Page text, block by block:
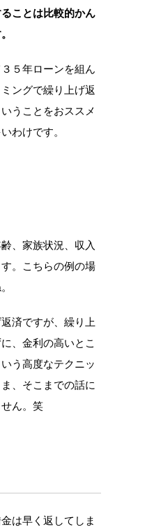
ことは比較的かん
５年ローンを組ん
ングで繰り上げ返
うことをおススメ
わけです。
、家族状況、収入
。こちらの例の場
済ですが、繰り上
、金利の高いとこ
う高度なテクニッ
、そこまでの話に
ん。笑
は早く返してしま